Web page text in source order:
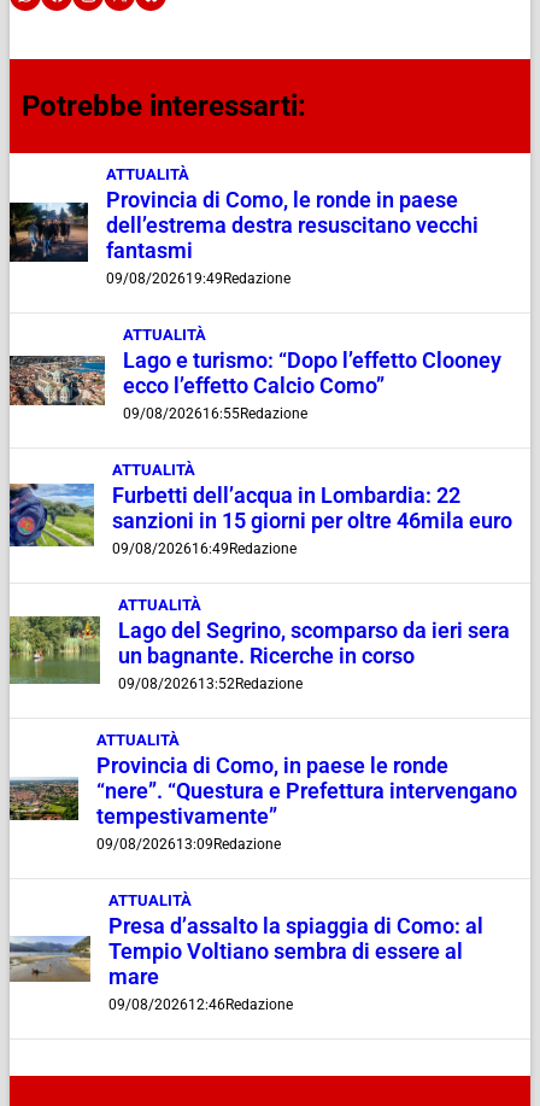
Potrebbe interessarti:
ATTUALITÀ
Provincia di Como, le ronde in paese
dell’estrema destra resuscitano vecchi
fantasmi
09/08/202619:49Redazione
ATTUALITÀ
Lago e turismo: “Dopo l’effetto Clooney
ecco l’effetto Calcio Como”
09/08/202616:55Redazione
ATTUALITÀ
Furbetti dell’acqua in Lombardia: 22
sanzioni in 15 giorni per oltre 46mila euro
09/08/202616:49Redazione
ATTUALITÀ
Lago del Segrino, scomparso da ieri sera
un bagnante. Ricerche in corso
09/08/202613:52Redazione
ATTUALITÀ
Provincia di Como, in paese le ronde
“nere”. “Questura e Prefettura intervengano
tempestivamente”
09/08/202613:09Redazione
ATTUALITÀ
Presa d’assalto la spiaggia di Como: al
Tempio Voltiano sembra di essere al
mare
09/08/202612:46Redazione